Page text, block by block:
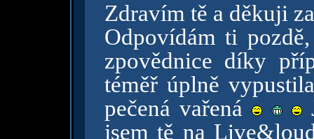
Zdravím tě a děkuji
Odpovídám ti
zpovědnice díky
téměř úplně
pečená vařená
jsem tě na